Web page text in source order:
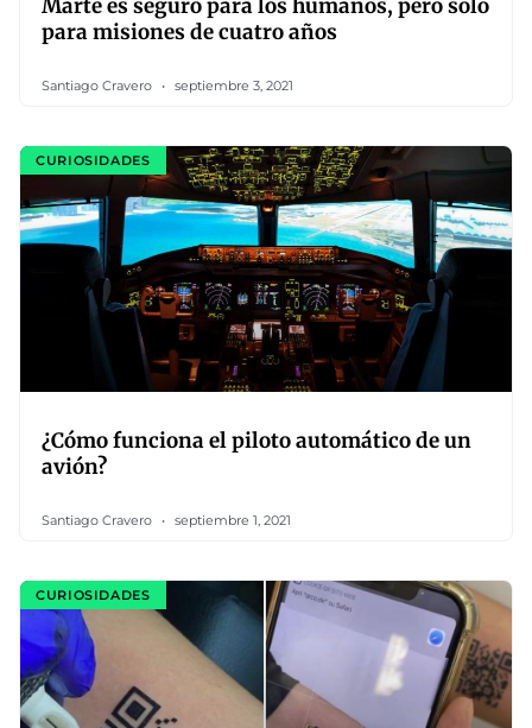
Marte es seguro para los humanos, pero solo
para misiones de cuatro años
Santiago Cravero septiembre 3, 2021
CURIOSIDADES
¿Cómo funciona el piloto automático de un
avión?
Santiago Cravero septiembre 1, 2021
CURIOSIDADES